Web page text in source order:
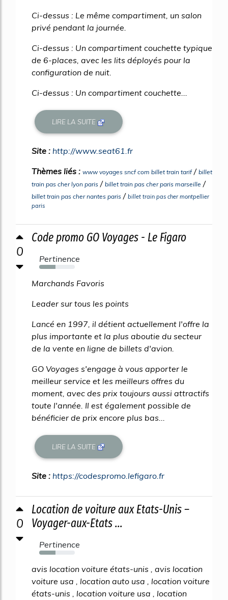
Ci-dessus : Le même compartiment, un salon
privé pendant la journée.
Ci-dessus : Un compartiment couchette typique
de 6-places, avec les lits déployés pour la
configuration de nuit.
Ci-dessus : Un compartiment couchette...
LIRE LA SUITE
Site : http://www.seat61.fr
Thèmes liés : www voyages sncf com billet train tarif/ billet
train pas cher lyon paris / billet train pas cher paris marseille /
billet train pas cher nantes paris / billet train pas cher montpellier
paris
0
Code promo GO Voyages - Le Figaro
Pertinence
46%
Marchands Favoris
Leader sur tous les points
Lancé en 1997, il détient actuellement l'offre la
plus importante et la plus aboutie du secteur
de la vente en ligne de billets d'avion.
GO Voyages s'engage à vous apporter le
meilleur service et les meilleurs offres du
moment, avec des prix toujours aussi attractifs
toute l'année. Il est également possible de
bénéficier de prix encore plus bas...
LIRE LA SUITE
Site : https://codespromo.lefigaro.fr
0
Location de voiture aux Etats-Unis –
Voyager-aux-Etats ...
Pertinence
45%
avis location voiture états-unis , avis location
voiture usa , location auto usa , location voiture
états-unis , location voiture usa , location